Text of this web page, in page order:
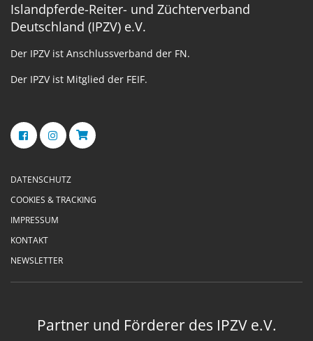
Islandpferde-Reiter- und Züchterverband
Deutschland (IPZV) e.V.
Der IPZV ist Anschlussverband der FN.
Der IPZV ist Mitglied der FEIF.
DATENSCHUTZ
COOKIES & TRACKING
IMPRESSUM
KONTAKT
NEWSLETTER
Partner und Förderer des IPZV e.V.